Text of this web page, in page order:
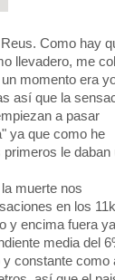
Como hay
llevadero, me
momento era
así que la
a pasar
ya que como he
le daban
muerte nos
en los
y encima fuera
media del
y constante como